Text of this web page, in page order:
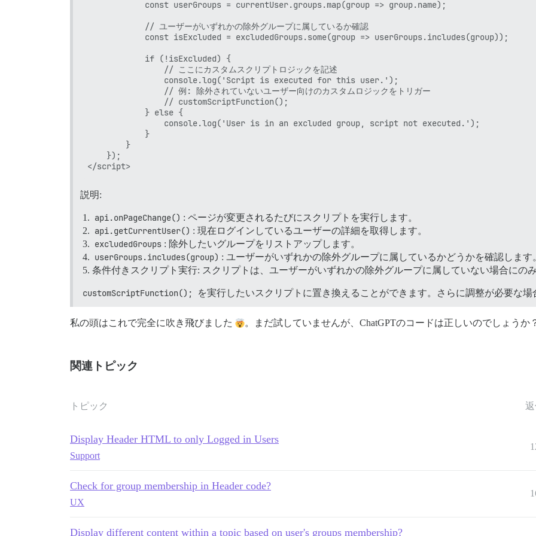
            const userGroups = currentUser.groups.map(group => group.name);
            // ユーザーがいずれかの除外グループに属しているか確認
            const isExcluded = excludedGroups.some(group => userGroups.includes(group));
            if (!isExcluded) {
                // ここにカスタムスクリプトロジックを記述
                console.log('Script is executed for this user.');
                // 例: 除外されていないユーザー向けのカスタムロジックをトリガー
                // customScriptFunction();
            } else {
                console.log('User is in an excluded group, script not executed.');
            }
        }
    });
説明:
api.onPageChange() : ページが変更されるたびにスクリプトを実行します。
api.getCurrentUser() : 現在ログインしているユーザーの詳細を取得します。
excludedGroups : 除外したいグループをリストアップします。
userGroups.includes(group) : ユーザーがいずれかの除外グループに属しているかどうかを確認します
条件付きスクリプト実行: スクリプトは、ユーザーがいずれかの除外グループに属していない場合にの
customScriptFunction(); を実行したいスクリプトに置き換えることができます。さらに調整が必要な
私の頭はこれで完全に吹き飛びました 。まだ試していませんが、ChatGPTのコードは正しいのでしょうか
関連トピック
トピック
Display Header HTML to only Logged in Users
Support
Check for group membership in Header code?
UX
Display different content within a topic based on user's groups membership?